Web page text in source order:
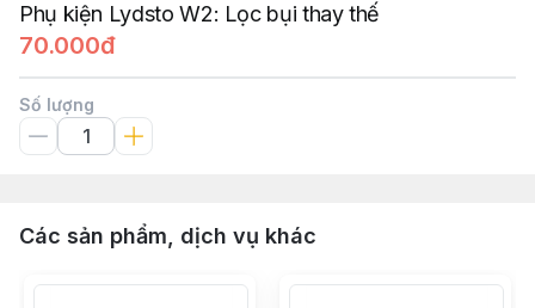
Phụ kiện Lydsto W2: Lọc bụi thay thế
70.000đ
Số lượng
Các sản phẩm, dịch vụ khác